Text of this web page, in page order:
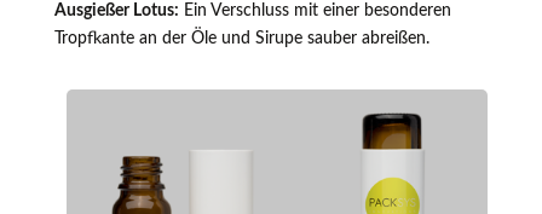
Ausgießer Lotus: Ein Verschluss mit einer besonderen
Tropfkante an der Öle und Sirupe sauber abreißen.